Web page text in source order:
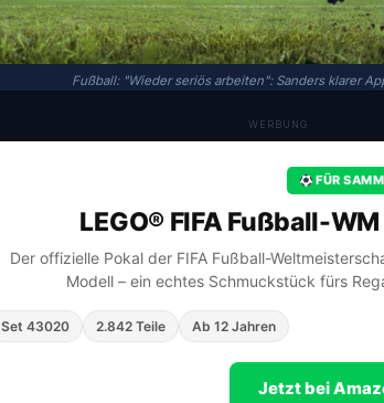
Fußball: "Wieder seriös arbeiten": Sanders klarer
WERBUNG
FÜR
LEGO® FIFA Fußball-
Der offizielle Pokal der FIFA Fußball-
Modell – ein echtes Schmuckstück fürs
Set 43020 2.842 Teile Ab 12 Jahren
Jetzt bei